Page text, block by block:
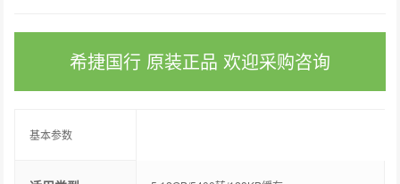
希捷国行 原装正品 欢迎采购咨询
基本参数